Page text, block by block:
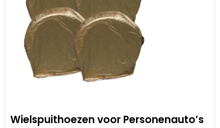
Wielspuithoezen voor Personenauto’s